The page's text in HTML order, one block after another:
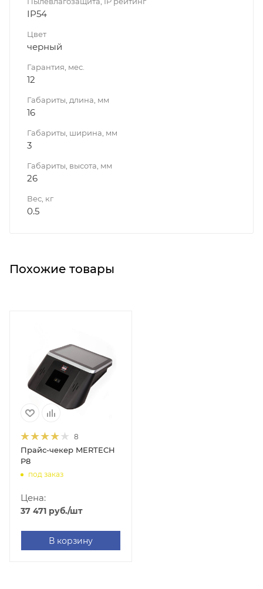
IP54
Цвет
черный
Гарантия, мес.
12
Габариты, длина, мм
16
Габариты, ширина, мм
3
Габариты, высота, мм
26
Вес, кг
0.5
Похожие товары
8
Прайс-чекер MERTECH
P8
под заказ
Цена:
37 471 руб./шт
В корзину